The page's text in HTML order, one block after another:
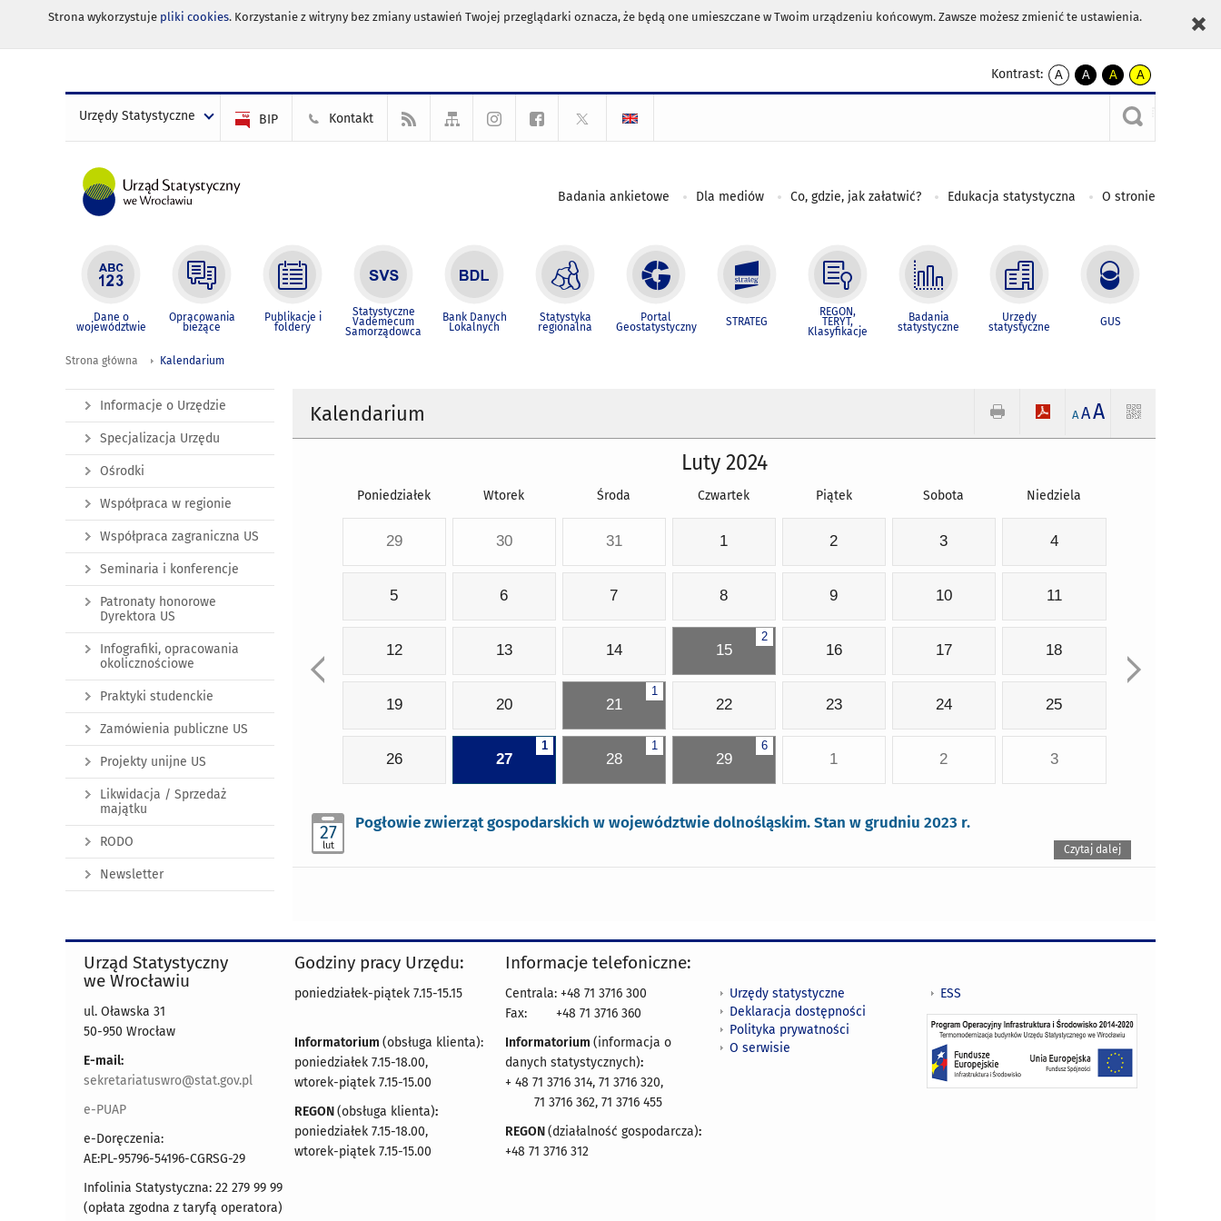
Strona wykorzystuje pliki cookies. Korzystanie z witryny bez zmiany ustawień Twojej przeglądarki oznacza, że będą one umieszczane w Twoim urządzeniu końcowym. Zawsze możesz zmienić te ustawienia.
Kontrast:
A
kontrast
A
kontrast
czarnym
A
kontrast
żółty
tekst
czarnym
A
kontrast
czarny
tekst
żółtym
Urzędy Statystyczne BIP Kontakt
Badania ankietowe Dla mediów Co, gdzie, jak załatwić? Edukacja statystyczna O stronie
Dane o
województwie
Opracowania
bieżące
Publikacje i
foldery
Statystyczne
Vademecum
Samorządowca
Bank Danych
Lokalnych
Statystyka
regionalna
Portal
Geostatystyczny STRATEG
REGON,
TERYT,
Klasyfikacje
Badania
statystyczne
Urzędy
statystyczne GUS
Strona główna Kalendarium
Kalendarium A AA
Luty 2024
Poniedziałek Wtorek Środa Czwartek Piątek Sobota Niedziela
29 30 31 1 2 3 4
5 6 7 8 9 10 11
12 13 14
2
15 16 17 18
19 20
1
21 22 23 24 25
26
1
27
1
28
6
29 1 2 3
27
lut
Pogłowie zwierząt gospodarskich w województwie dolnośląskim. Stan w grudniu 2023 r.
Czytaj dalej
Informacje o Urzędzie
Specjalizacja Urzędu
Ośrodki
Współpraca w regionie
Współpraca zagraniczna US
Seminaria i konferencje
Patronaty honorowe
Dyrektora US
Infografiki, opracowania
okolicznościowe
Praktyki studenckie
Zamówienia publiczne US
Projekty unijne US
Likwidacja / Sprzedaż
majątku
RODO
Newsletter
Urząd Statystyczny
we Wrocławiu
ul. Oławska 31
50-950 Wrocław
E-mail:
sekretariatuswro@stat.gov.pl
e-PUAP
e-Doręczenia:
AE:PL-95796-54196-CGRSG-29
Infolinia Statystyczna: 22 279 99 99
(opłata zgodna z taryfą operatora)
Godziny pracy Urzędu:
poniedziałek-piątek 7.15-15.15
Informatorium (obsługa klienta):
poniedziałek 7.15-18.00,
wtorek-piątek 7.15-15.00
REGON(obsługa klienta):
poniedziałek 7.15-18.00,
wtorek-piątek 7.15-15.00
Informacje telefoniczne:
Centrala: +48 71 3716 300
Fax:
+48 71 3716 360
Informatorium (informacja o
danych statystycznych):
+ 48 71 3716 314, 71 3716 320,
71 3716 362, 71 3716 455
REGON(działalność gospodarcza):
+48 71 3716 312
Urzędy statystyczne
Deklaracja dostępności
Polityka prywatności
O serwisie
ESS